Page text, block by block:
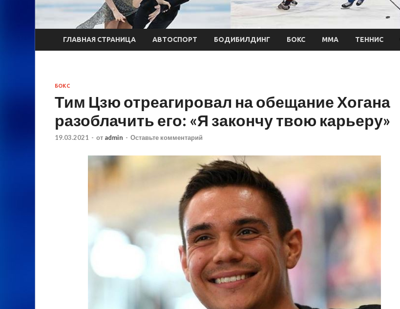
ГЛАВНАЯ СТРАНИЦА АВТОСПОРТ БОДИБИЛДИНГ БОКС MMA ТЕННИС
БОКС
Тим Цзю отреагировал на обещание Хогана
разоблачить его: «Я закончу твою карьеру»
19.03.2021 - от admin - Оставьте комментарий